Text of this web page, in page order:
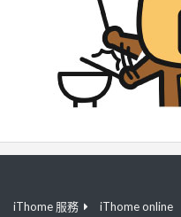
iThome 服務 iThome online